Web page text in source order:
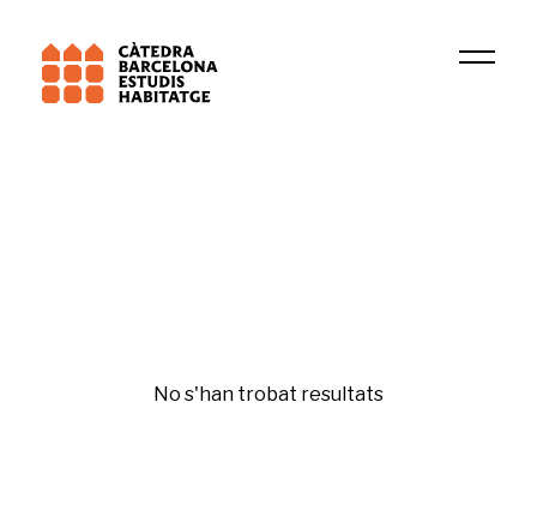
No s'han trobat resultats